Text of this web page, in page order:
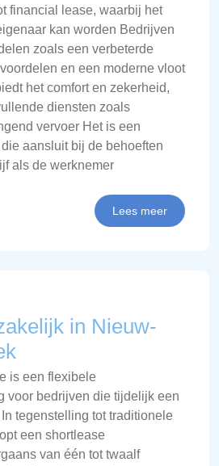
financial lease, waarbij het
kan worden Bedrijven
zoals een verbeterde
en een moderne vloot
het comfort en zekerheid,
diensten zoals
vervoer Het is een
aansluit bij de behoeften
als de werknemer
Lees meer
in Nieuw-
is een flexibele
voor bedrijven die tijdelijk een
tegenstelling tot traditionele
een shortlease
van één tot twaalf